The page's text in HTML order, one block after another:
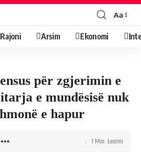
Aa
Arsim Ekonomi
për zgjerimin e
e mundësisë nuk
e hapur
1 Min. Leximi